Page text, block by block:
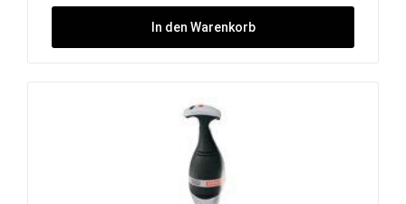
In den Warenkorb